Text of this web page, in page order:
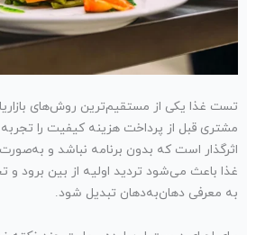
تست غذا یکی از مستقیم‌ترین روش‌های
مشتری قبل از پرداخت هزینه کیفیت را
اثرگذار است که بدون برنامه نباشد و
غذا باعث می‌شود تردید اولیه از بین برود
به معرفی دهان‌به‌دهان تبدیل شود.